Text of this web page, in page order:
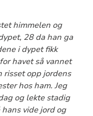
himmelen og
28 da han ga
i dypet fikk
havet så vannet
risset opp jordens
hos ham. Jeg
og lekte stadig
vide jord og